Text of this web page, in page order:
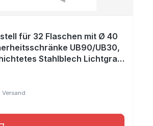
für 32 Flaschen mit Ø 40
UB90/UB30,
Stahlblech Lichtgrau